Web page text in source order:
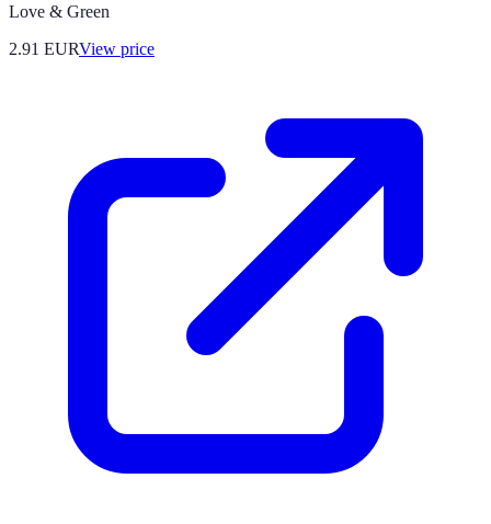
Love & Green
2.91 EURView price